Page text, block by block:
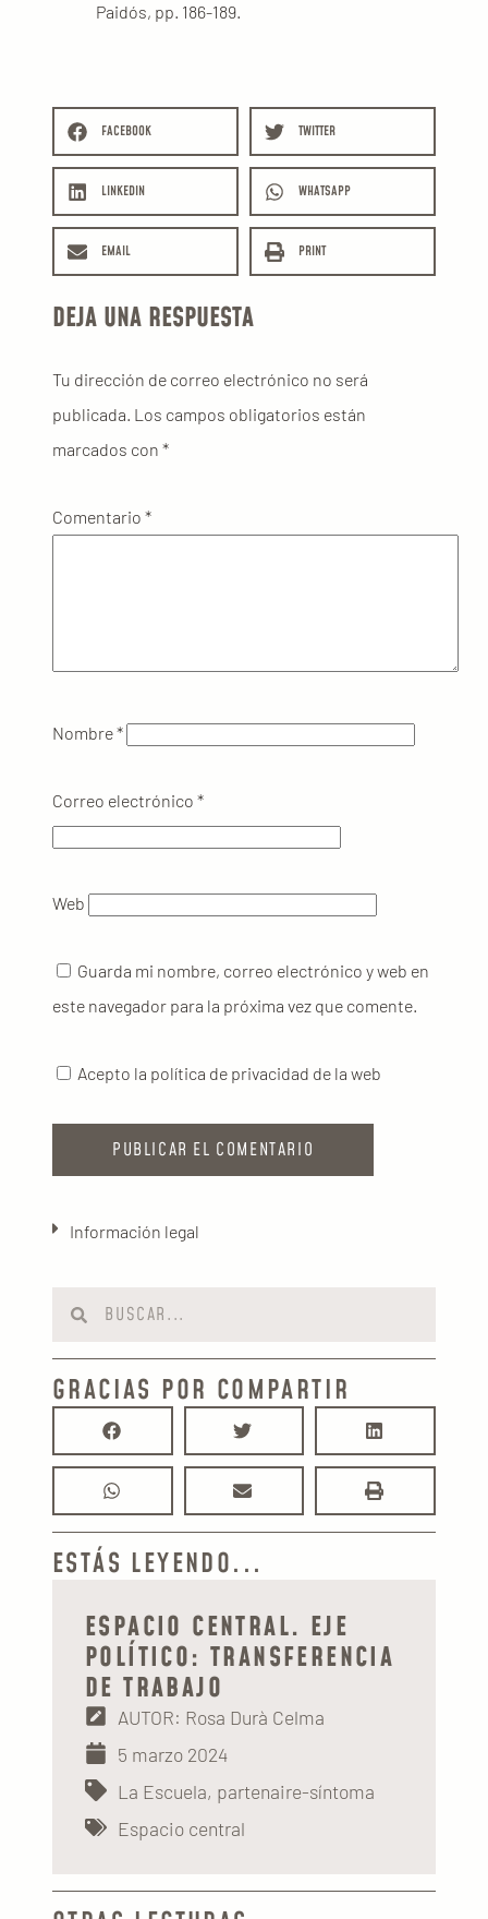
Paidós, pp. 186-189.
FACEBOOK TWITTER
LINKEDIN WHATSAPP
EMAIL PRINT
DEJA UNA RESPUESTA
Tu dirección de correo electrónico no será
publicada. Los campos obligatorios están
marcados con *
Comentario *
Nombre*
Correo electrónico *
Web
Guarda mi nombre, correo electrónico y web en
este navegador para la próxima vez que comente.
Acepto la política de privacidad de la web
Información legal
GRACIAS POR COMPARTIR
ESTÁS LEYENDO...
ESPACIO CENTRAL. EJE
POLÍTICO: TRANSFERENCIA
DE TRABAJO
AUTOR: Rosa Durà Celma
5 marzo 2024
La Escuela, partenaire-síntoma
Espacio central